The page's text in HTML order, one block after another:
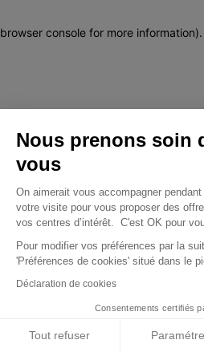
browser console for more information).
Nous prenons soin
vous
On aimerait vous accompagner pendant
votre visite pour vous proposer des
vos centres d’intérêt. C'est OK pour
Pour modifier vos préférences par la
'Préférences de cookies' situé dans le
Déclaration de cookies
Consentements certifiés
Tout refuser